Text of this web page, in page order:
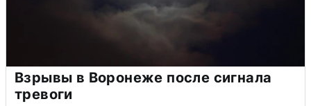
Взрывы в Воронеже после сигнала
тревоги